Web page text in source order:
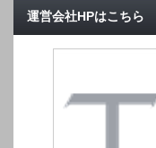
運営会社HPはこちら